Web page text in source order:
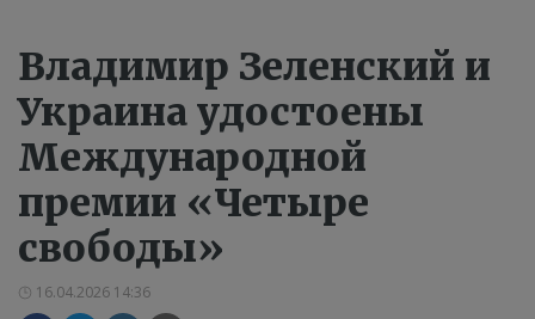
Владимир Зеленский и
Украина удостоены
Международной
премии «Четыре
свободы»
16.04.2026 14:36